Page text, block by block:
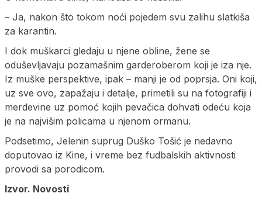
– Ja, nakon što tokom noći pojedem svu zalihu slatkiša
za karantin.
I dok muškarci gledaju u njene obline, žene se
oduševljavaju pozamašnim garderoberom koji je iza nje.
Iz muške perspektive, ipak – manji je od poprsja. Oni koji,
uz sve ovo, zapažaju i detalje, primetili su na fotografiji i
merdevine uz pomoć kojih pevačica dohvati odeću koja
je na najvišim policama u njenom ormanu.
Podsetimo, Jelenin suprug Duško Tošić je nedavno
doputovao iz Kine, i vreme bez fudbalskih aktivnosti
provodi sa porodicom.
Izvor. Novosti